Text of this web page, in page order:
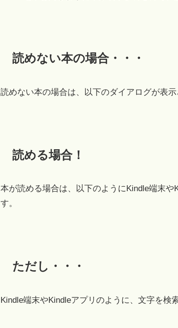
読めない本の場合・・・
読めない本の場合は、以下のダイアログが表示
読める場合！
本が読める場合は、以下のようにKindle端末
す。
ただし・・・
Kindle端末やKindleアプリのように、文字を検